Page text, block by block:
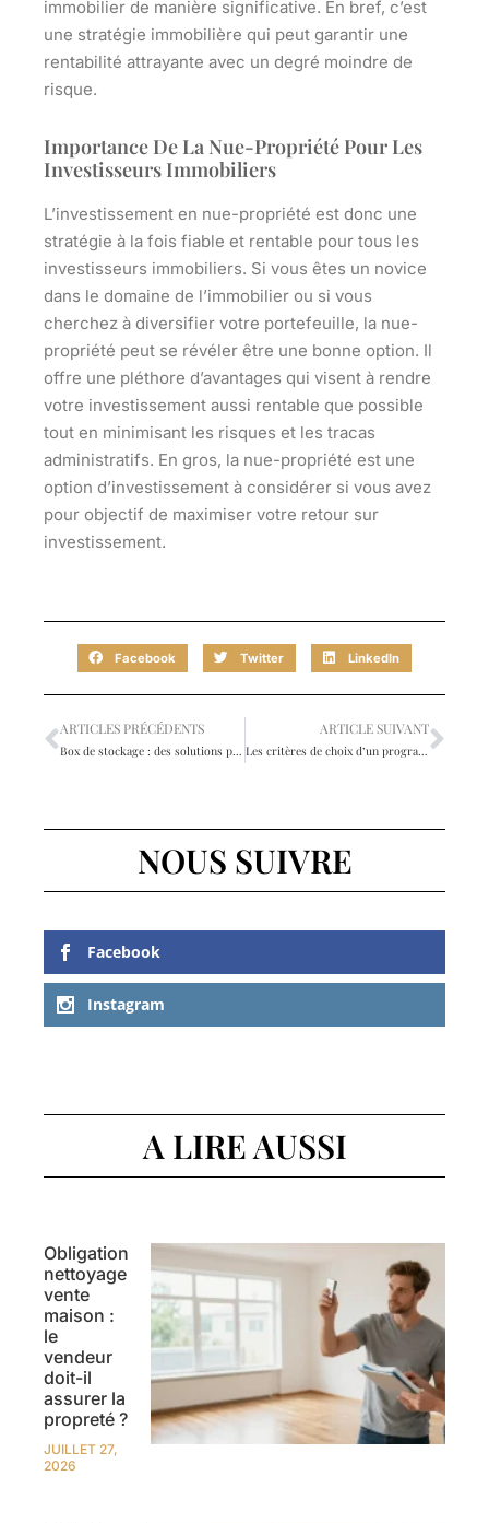
immobilier de manière significative. En bref, c’est
une stratégie immobilière qui peut garantir une
rentabilité attrayante avec un degré moindre de
risque.
Importance De La Nue-Propriété Pour Les
Investisseurs Immobiliers
L’investissement en nue-propriété est donc une
stratégie à la fois fiable et rentable pour tous les
investisseurs immobiliers. Si vous êtes un novice
dans le domaine de l’immobilier ou si vous
cherchez à diversifier votre portefeuille, la nue-
propriété peut se révéler être une bonne option. Il
offre une pléthore d’avantages qui visent à rendre
votre investissement aussi rentable que possible
tout en minimisant les risques et les tracas
administratifs. En gros, la nue-propriété est une
option d’investissement à considérer si vous avez
pour objectif de maximiser votre retour sur
investissement.
Facebook Twitter LinkedIn
ARTICLES PRÉCÉDENTS
Box de stockage : des solutions pour tous vos besoins
ARTICLE SUIVANT
Les critères de choix d’un programme immobilier neuf
NOUS SUIVRE
Facebook
Instagram
A LIRE AUSSI
Obligation
nettoyage
vente
maison :
le
vendeur
doit-il
assurer la
propreté ?
JUILLET 27,
2026